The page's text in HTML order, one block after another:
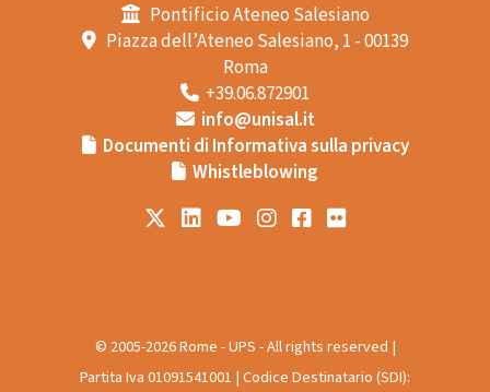
Pontificio Ateneo Salesiano
Piazza dell’Ateneo Salesiano, 1 - 00139
Roma
+39.06.872901
info@unisal.it
Documenti di Informativa sulla privacy
Whistleblowing
© 2005-2026 Rome - UPS - All rights reserved |
Partita Iva 01091541001 | Codice Destinatario (SDI):